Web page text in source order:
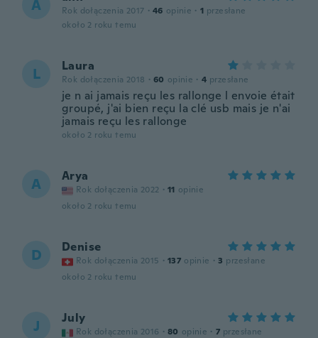
A Rok dołączenia 2017 · 46 opinie · 1 przesłane
około 2 roku temu
L Laura
Rok dołączenia 2018 · 60 opinie · 4 przesłane
je n ai jamais reçu les rallonge l envoie était
groupé, j'ai bien reçu la clé usb mais je n'ai
jamais reçu les rallonge
około 2 roku temu
A Arya
Rok dołączenia 2022 · 11 opinie
około 2 roku temu
D Denise
Rok dołączenia 2015 · 137 opinie · 3 przesłane
około 2 roku temu
J July
Rok dołączenia 2016 · 80 opinie · 7 przesłane